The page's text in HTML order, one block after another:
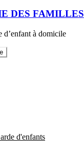
DES FAMILLES
d’enfant à domicile
d'enfants